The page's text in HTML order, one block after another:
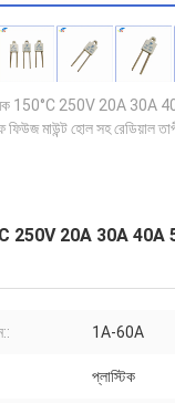
150°C 250V 20A 30A
ফিউজ মাউন্ট হোল সহ রেডিয়াল
250V 20A 30A 40A
1A-60A
প্লাস্টিক